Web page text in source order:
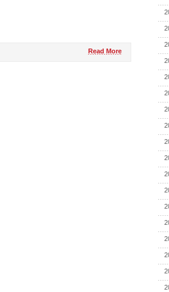
Read More